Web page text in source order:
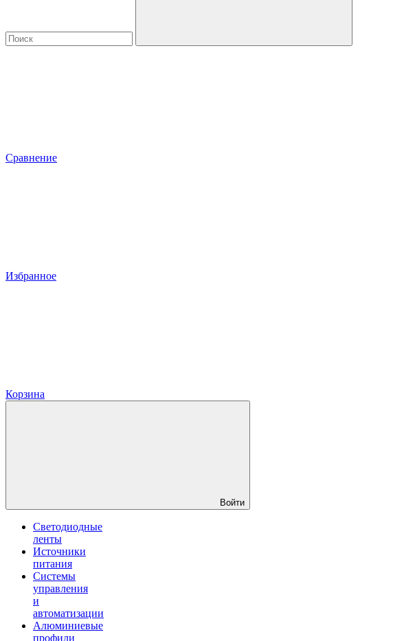
Сравнение
Избранное
Корзина
Войти
Светодиодные
ленты
Источники
питания
Системы
управления
и
автоматизации
Алюминиевые
профили